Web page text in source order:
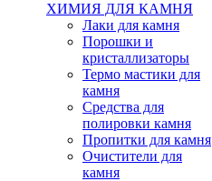
ХИМИЯ ДЛЯ КАМНЯ
Лаки для камня
Порошки и
кристаллизаторы
Термо мастики для
камня
Средства для
полировки камня
Пропитки для камня
Очистители для
камня